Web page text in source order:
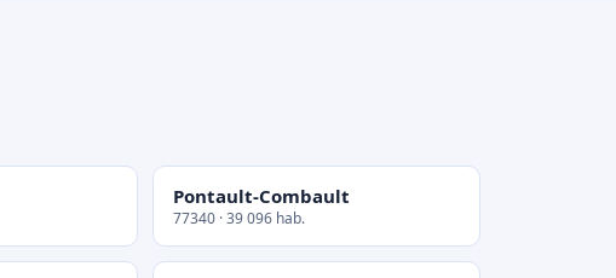
Pontault-Combault
77340 · 39 096 hab.